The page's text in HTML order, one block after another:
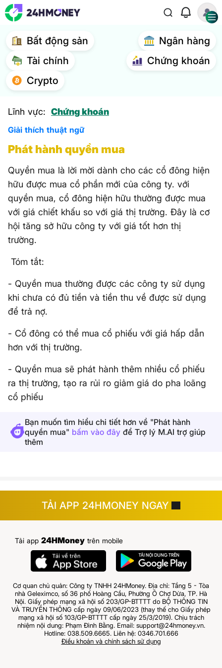
Bất động sản
Ngân hàng
Tài chính
Chứng khoán
Crypto
Lĩnh vực: Chứng khoán
Giải thích thuật ngữ
Phát hành quyền mua
Quyền mua là lời mời dành cho các cổ đông hiện
hữu được mua cổ phần mới của công ty. với
quyền mua, cổ đông hiện hữu thường được mua
với giá chiết khấu so với giá thị trường. Đây là cơ
hội tăng sở hữu công ty với giá tốt hơn thị
trường.
Tóm tắt:
- Quyền mua thường được các công ty sử dụng
khi chưa có đủ tiền và tiền thu về được sử dụng
để trả nợ.
- Cổ đông có thể mua cổ phiếu với giá hấp dẫn
hơn với thị trường.
- Quyền mua sẽ phát hành thêm nhiều cổ phiếu
ra thị trường, tạo ra rủi ro giảm giá do pha loãng
cổ phiếu
Bạn muốn tìm hiểu chi tiết hơn về "Phát hành
quyền mua" bấm vào đây để Trợ lý M.AI trợ giúp
thêm
TẢI APP 24HMONEY NGAY
Tải app 24HMoney trên mobile
Cơ quan chủ quản: Công ty TNHH 24HMoney. Địa chỉ: Tầng 5 - Tòa
nhà Geleximco, số 36 phố Hoàng Cầu, Phường Ô Chợ Dừa, TP. Hà
Nội. Giấy phép mạng xã hội số 203/GP-BTTTT do BỘ THÔNG TIN
VÀ TRUYỀN THÔNG cấp ngày 09/06/2023 (thay thế cho Giấy phép
mạng xã hội số 103/GP-BTTTT cấp ngày 25/3/2019). Chịu trách
nhiệm nội dung: Phạm Đình Bằng. Email: support@24hmoney.vn.
Hotline: 038.509.6665. Liên hệ: 0346.701.666
Điều khoản và chính sách sử dụng